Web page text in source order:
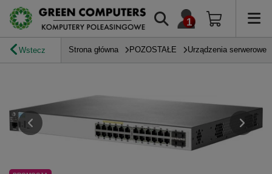
Wstecz Strona główna POZOSTAŁE Urządzenia serwerowe